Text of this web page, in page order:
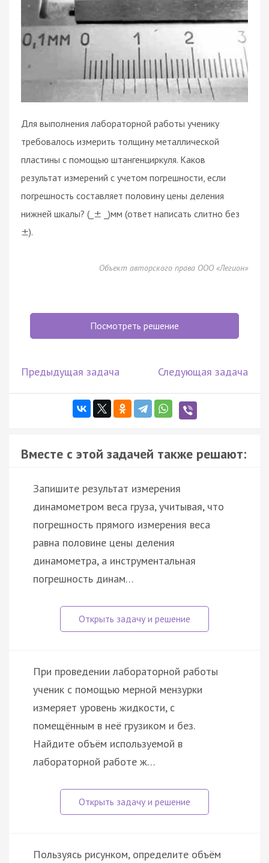
Для выполнения лабораторной работы ученику
требовалось измерить толщину металлической
пластины с помощью штангенциркуля. Каков
результат измерений с учетом погрешности, если
погрешность составляет половину цены деления
нижней шкалы? (_ ± _)мм (ответ написать слитно без
±).
Объект авторского права ООО «Легион»
Посмотреть решение
Предыдущая задача Следующая задача
Вместе с этой задачей также решают:
Запишите результат измерения
динамометром веса груза, учитывая, что
погрешность прямого измерения веса
равна половине цены деления
динамометра, а инструментальная
погрешность динам…
При проведении лабораторной работы
ученик с помощью мерной мензурки
измеряет уровень жидкости, с
помещённым в неё грузиком и без.
Найдите объём используемой в
лабораторной работе ж…
Пользуясь рисунком, определите объём